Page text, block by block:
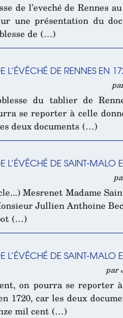
de l’eveché de Rennes
une présentation du
de (…)
L’ÉVÊCHÉ DE RENNES EN
du tablier de
se reporter à celle
deux documents (…)
L’ÉVÊCHÉ DE SAINT-
Mesrenet Madame
Jullien Anthoine
(…)
L’ÉVÊCHÉ DE SAINT-
par
on pourra se reporter
1720, car les deux
mil cent (…)